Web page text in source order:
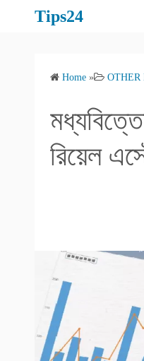
Tips24
Home » OTHER
রিয়েল